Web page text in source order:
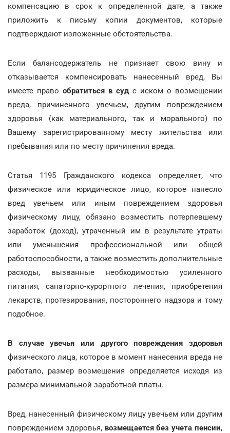
компенсацию в срок к определенной дате, а также
приложить к письму копии документов, которые
подтверждают изложенные обстоятельства.
Если балансодержатель не признает свою вину и
отказывается компенсировать нанесенный вред, Вы
имеете право обратиться в суд с иском о возмещении
вреда, причиненного увечьем, другим повреждением
здоровья (как материального, так и морального) по
Вашему зарегистрированному месту жительства или
пребывания или по месту причинения вреда.
Статья 1195 Гражданского кодекса определяет, что
физическое или юридическое лицо, которое нанесло
вред увечьем или иным повреждением здоровья
физическому лицу, обязано возместить потерпевшему
заработок (доход), утраченный им в результате утраты
или уменьшения профессиональной или общей
работоспособности, а также возместить дополнительные
расходы, вызванные необходимостью усиленного
питания, санаторно-курортного лечения, приобретения
лекарств, протезирования, постороннего надзора и тому
подобное.
В случае увечья или другого повреждения здоровья
физического лица, которое в момент нанесения вреда не
работало, размер возмещения определяется исходя из
размера минимальной заработной платы.
Вред, нанесенный физическому лицу увечьем или другим
повреждением здоровья, возмещается без учета пенсии,